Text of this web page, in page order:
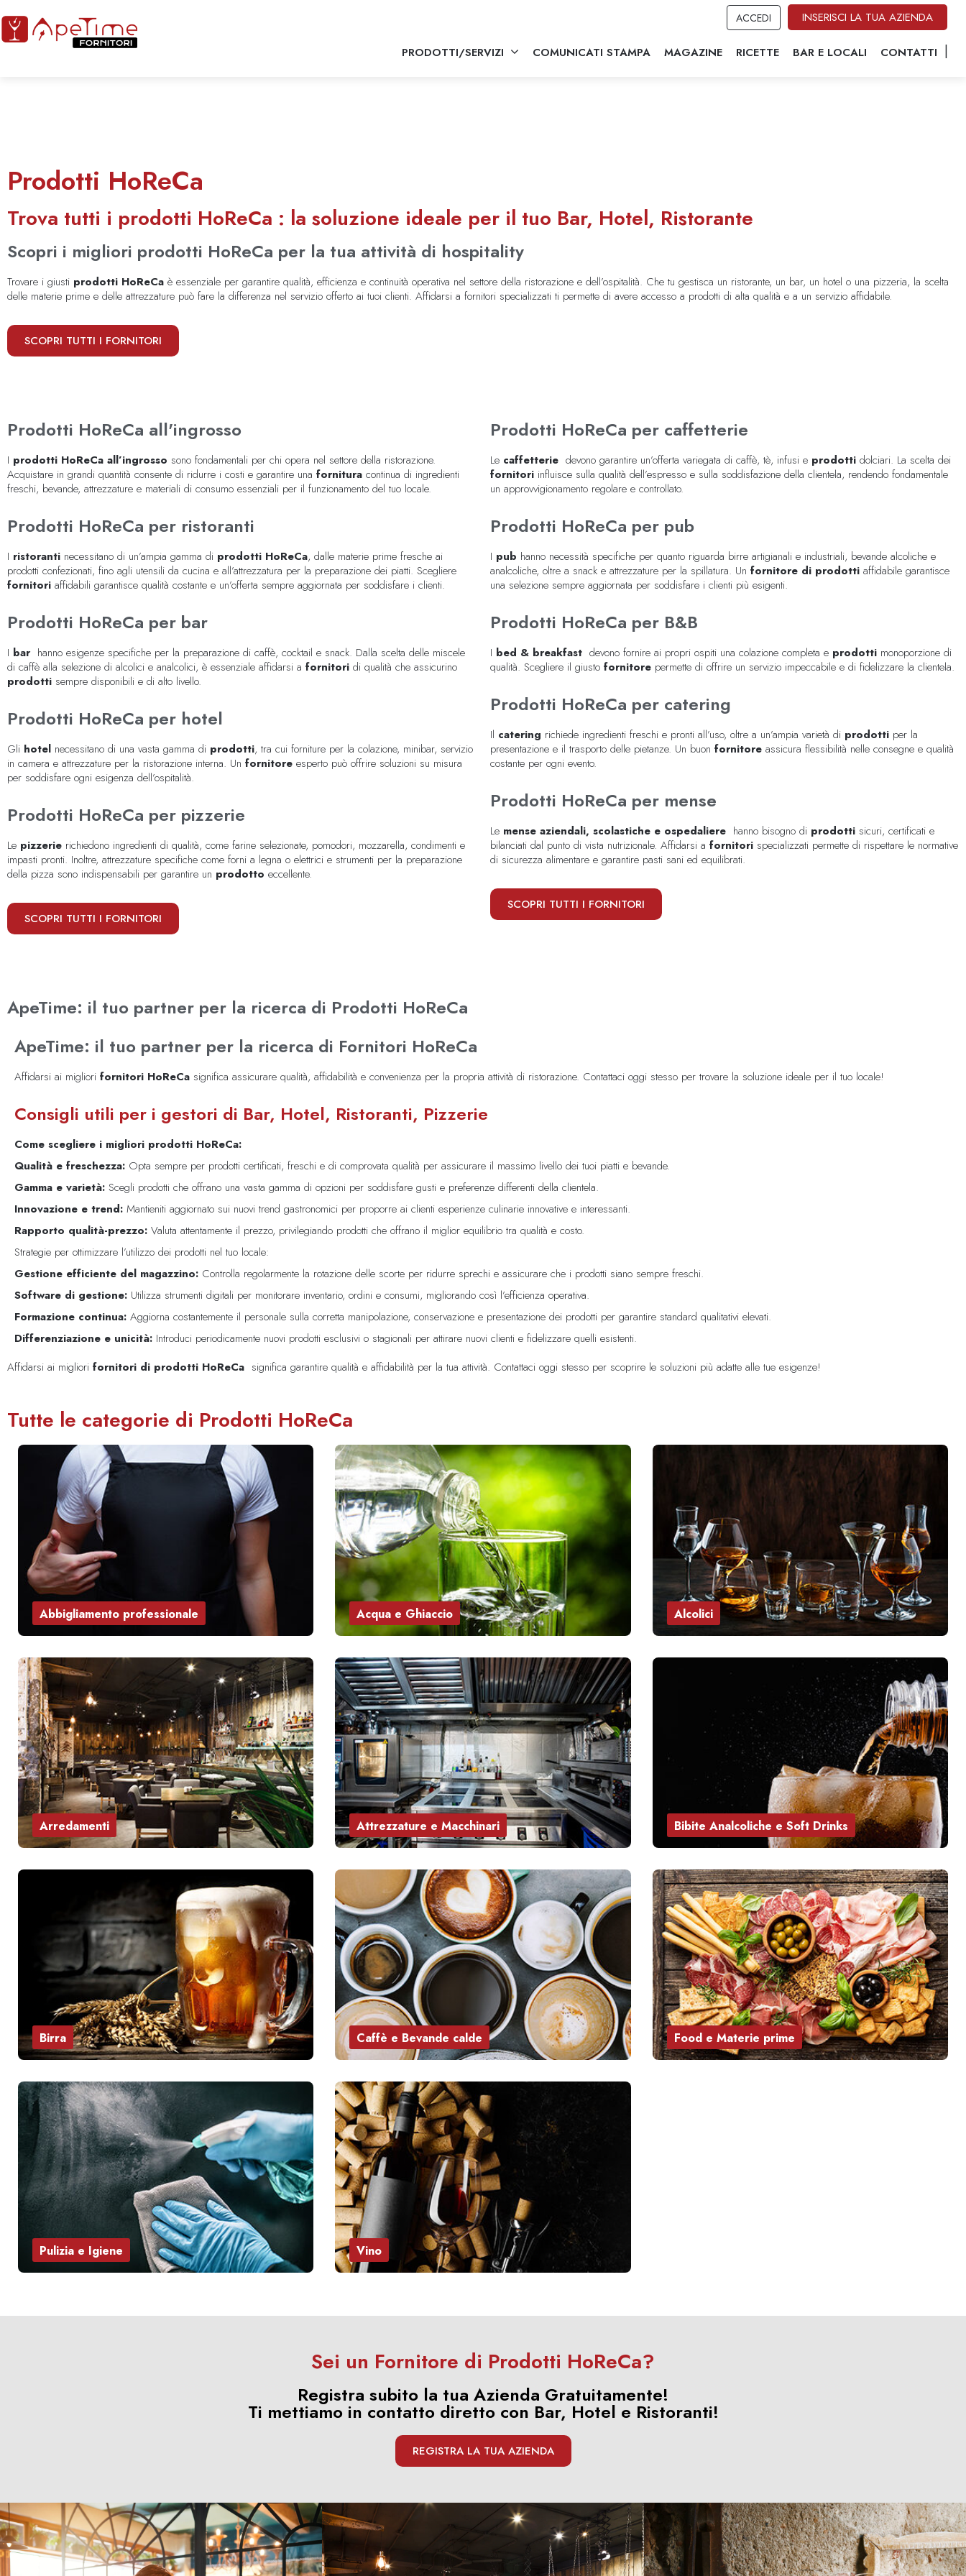
ACCEDI INSERISCI LA TUA AZIENDA
PRODOTTI/SERVIZI COMUNICATI STAMPA MAGAZINE RICETTE BAR E LOCALI CONTATTI
Prodotti HoReCa
Trova tutti i prodotti HoReCa : la soluzione ideale per il tuo Bar, Hotel, Ristorante
Scopri i migliori prodotti HoReCa per la tua attività di hospitality
Trovare i giusti prodotti HoReCa è essenziale per garantire qualità, efficienza e continuità operativa nel settore della ristorazione e dell’ospitalità. Che tu gestisca un ristorante, un bar, un hotel o una pizzeria, la scelta
delle materie prime e delle attrezzature può fare la differenza nel servizio offerto ai tuoi clienti. Affidarsi a fornitori specializzati ti permette di avere accesso a prodotti di alta qualità e a un servizio affidabile.
SCOPRI TUTTI I FORNITORI
Prodotti HoReCa all'ingrosso
I prodotti HoReCa all’ingrosso sono fondamentali per chi opera nel settore della ristorazione.
Acquistare in grandi quantità consente di ridurre i costi e garantire una fornitura continua di ingredienti
freschi, bevande, attrezzature e materiali di consumo essenziali per il funzionamento del tuo locale.
Prodotti HoReCa per ristoranti
I ristoranti necessitano di un’ampia gamma di prodotti HoReCa, dalle materie prime fresche ai
prodotti confezionati, fino agli utensili da cucina e all’attrezzatura per la preparazione dei piatti. Scegliere
fornitori affidabili garantisce qualità costante e un’offerta sempre aggiornata per soddisfare i clienti.
Prodotti HoReCa per bar
I bar hanno esigenze specifiche per la preparazione di caffè, cocktail e snack. Dalla scelta delle miscele
di caffè alla selezione di alcolici e analcolici, è essenziale affidarsi a fornitori di qualità che assicurino
prodotti sempre disponibili e di alto livello.
Prodotti HoReCa per hotel
Gli hotel necessitano di una vasta gamma di prodotti, tra cui forniture per la colazione, minibar, servizio
in camera e attrezzature per la ristorazione interna. Un fornitore esperto può offrire soluzioni su misura
per soddisfare ogni esigenza dell’ospitalità.
Prodotti HoReCa per pizzerie
Le pizzerie richiedono ingredienti di qualità, come farine selezionate, pomodori, mozzarella, condimenti e
impasti pronti. Inoltre, attrezzature specifiche come forni a legna o elettrici e strumenti per la preparazione
della pizza sono indispensabili per garantire un prodotto eccellente.
SCOPRI TUTTI I FORNITORI
Prodotti HoReCa per caffetterie
Le caffetterie devono garantire un’offerta variegata di caffè, tè, infusi e prodotti dolciari. La scelta dei
fornitori influisce sulla qualità dell’espresso e sulla soddisfazione della clientela, rendendo fondamentale
un approvvigionamento regolare e controllato.
Prodotti HoReCa per pub
I pub hanno necessità specifiche per quanto riguarda birre artigianali e industriali, bevande alcoliche e
analcoliche, oltre a snack e attrezzature per la spillatura. Un fornitore di prodotti affidabile garantisce
una selezione sempre aggiornata per soddisfare i clienti più esigenti.
Prodotti HoReCa per B&B
I bed & breakfast devono fornire ai propri ospiti una colazione completa e prodotti monoporzione di
qualità. Scegliere il giusto fornitore permette di offrire un servizio impeccabile e di fidelizzare la clientela.
Prodotti HoReCa per catering
Il catering richiede ingredienti freschi e pronti all’uso, oltre a un’ampia varietà di prodotti per la
presentazione e il trasporto delle pietanze. Un buon fornitore assicura flessibilità nelle consegne e qualità
costante per ogni evento.
Prodotti HoReCa per mense
Le mense aziendali, scolastiche e ospedaliere hanno bisogno di prodotti sicuri, certificati e
bilanciati dal punto di vista nutrizionale. Affidarsi a fornitori specializzati permette di rispettare le normative
di sicurezza alimentare e garantire pasti sani ed equilibrati.
SCOPRI TUTTI I FORNITORI
ApeTime: il tuo partner per la ricerca di Prodotti HoReCa
ApeTime: il tuo partner per la ricerca di Fornitori HoReCa
Affidarsi ai migliori fornitori HoReCa significa assicurare qualità, affidabilità e convenienza per la propria attività di ristorazione. Contattaci oggi stesso per trovare la soluzione ideale per il tuo locale!
Consigli utili per i gestori di Bar, Hotel, Ristoranti, Pizzerie
Come scegliere i migliori prodotti HoReCa:
Qualità e freschezza: Opta sempre per prodotti certificati, freschi e di comprovata qualità per assicurare il massimo livello dei tuoi piatti e bevande.
Gamma e varietà: Scegli prodotti che offrano una vasta gamma di opzioni per soddisfare gusti e preferenze differenti della clientela.
Innovazione e trend: Mantieniti aggiornato sui nuovi trend gastronomici per proporre ai clienti esperienze culinarie innovative e interessanti.
Rapporto qualità-prezzo: Valuta attentamente il prezzo, privilegiando prodotti che offrano il miglior equilibrio tra qualità e costo.
Strategie per ottimizzare l’utilizzo dei prodotti nel tuo locale:
Gestione efficiente del magazzino: Controlla regolarmente la rotazione delle scorte per ridurre sprechi e assicurare che i prodotti siano sempre freschi.
Software di gestione: Utilizza strumenti digitali per monitorare inventario, ordini e consumi, migliorando così l’efficienza operativa.
Formazione continua: Aggiorna costantemente il personale sulla corretta manipolazione, conservazione e presentazione dei prodotti per garantire standard qualitativi elevati.
Differenziazione e unicità: Introduci periodicamente nuovi prodotti esclusivi o stagionali per attirare nuovi clienti e fidelizzare quelli esistenti.
Affidarsi ai migliori fornitori di prodotti HoReCa significa garantire qualità e affidabilità per la tua attività. Contattaci oggi stesso per scoprire le soluzioni più adatte alle tue esigenze!
Tutte le categorie di Prodotti HoReCa
Abbigliamento professionale Acqua e Ghiaccio Alcolici
Arredamenti Attrezzature e Macchinari Bibite Analcoliche e Soft Drinks
Birra Caffè e Bevande calde Food e Materie prime
Pulizia e Igiene Vino
Sei un Fornitore di Prodotti HoReCa?
Registra subito la tua Azienda Gratuitamente!
Ti mettiamo in contatto diretto con Bar, Hotel e Ristoranti!
REGISTRA LA TUA AZIENDA